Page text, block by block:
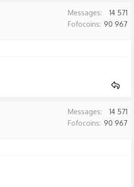
Messages
14 571
Fofocoins 90 967
Messages
14 571
Fofocoins 90 967